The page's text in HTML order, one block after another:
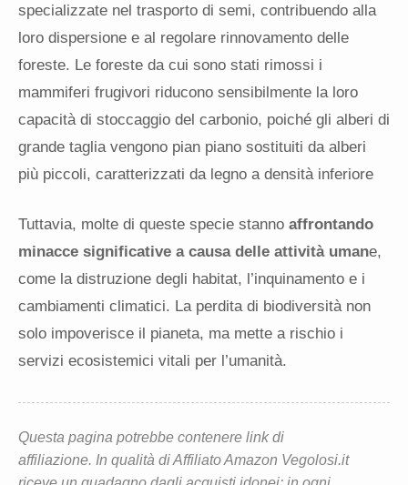
specializzate nel trasporto di semi, contribuendo alla
loro dispersione e al regolare rinnovamento delle
foreste. Le foreste da cui sono stati rimossi i
mammiferi frugivori riducono sensibilmente la loro
capacità di stoccaggio del carbonio, poiché gli alberi di
grande taglia vengono pian piano sostituiti da alberi
più piccoli, caratterizzati da legno a densità inferiore
Tuttavia, molte di queste specie stanno affrontando
minacce significative a causa delle attività umane,
come la distruzione degli habitat, l’inquinamento e i
cambiamenti climatici. La perdita di biodiversità non
solo impoverisce il pianeta, ma mette a rischio i
servizi ecosistemici vitali per l’umanità.
Questa pagina potrebbe contenere link di
affiliazione. In qualità di Affiliato Amazon Vegolosi.it